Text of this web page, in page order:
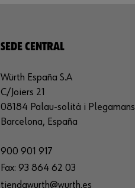
SEDE CENTRAL
Würth España S.A
C/Joiers 21
08184 Palau-solità i Plegamans
Barcelona, España
900 901 917
Fax: 93 864 62 03
tiendawurth@wurth.es